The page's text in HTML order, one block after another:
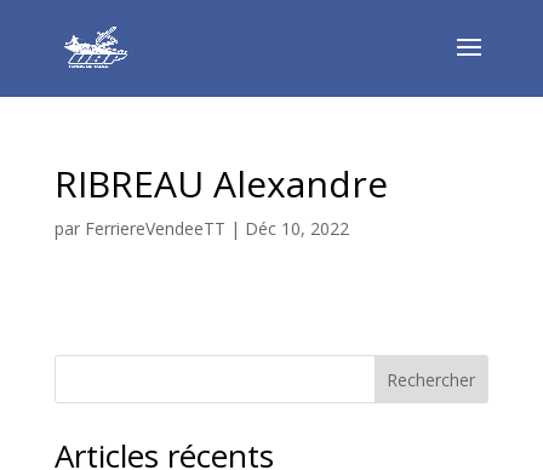
RIBREAU Alexandre
par FerriereVendeeTT | Déc 10, 2022
Rechercher
Articles récents